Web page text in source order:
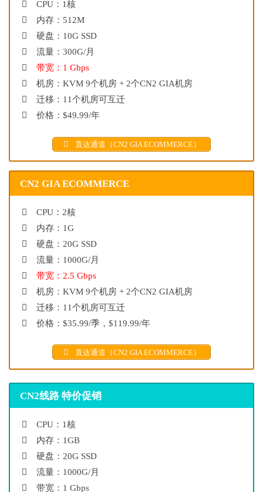
CPU：1核
内存：512M
硬盘：10G SSD
流量：300G/月
带宽：1 Gbps
机房：KVM 9个机房 + 2个CN2 GIA机房
迁移：11个机房可互迁
价格：$49.99/年
直达通道（CN2 GIA ECOMMERCE）
CN2 GIA ECOMMERCE
CPU：2核
内存：1G
硬盘：20G SSD
流量：1000G/月
带宽：2.5 Gbps
机房：KVM 9个机房 + 2个CN2 GIA机房
迁移：11个机房可互迁
价格：$35.99/季，$119.99/年
直达通道（CN2 GIA ECOMMERCE）
CN2线路 特价促销
CPU：1核
内存：1GB
硬盘：20G SSD
流量：1000G/月
带宽：1 Gbps